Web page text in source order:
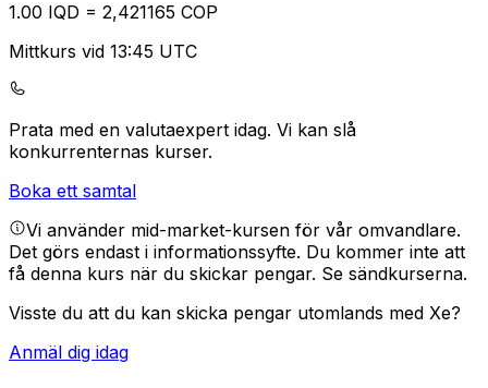
1.00 IQD = 2,421165 COP
Mittkurs vid 13:45 UTC
Prata med en valutaexpert idag. Vi kan slå
konkurrenternas kurser.
Boka ett samtal
Vi använder mid-market-kursen för vår omvandlare.
Det görs endast i informationssyfte. Du kommer inte att
få denna kurs när du skickar pengar. Se sändkurserna.
Visste du att du kan skicka pengar utomlands med Xe?
Anmäl dig idag